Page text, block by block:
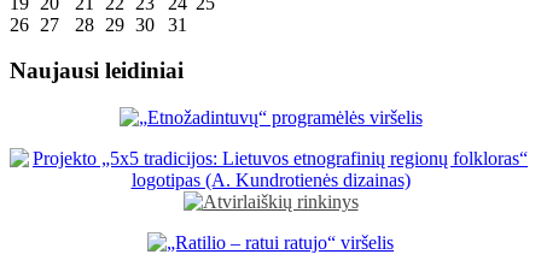
26 27 28 29 30 31
Naujausi leidiniai